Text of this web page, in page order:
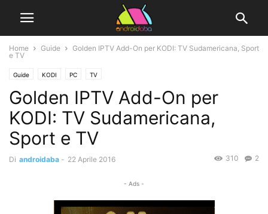
Home Guide
Golden IPTV Add-On per KODI: TV Sudamericana, Sport
e TV
Guide KODI PC TV
Golden IPTV Add-On per
KODI: TV Sudamericana,
Sport e TV
Di androidaba - 22 Aprile 2016 2
310
- Ads -